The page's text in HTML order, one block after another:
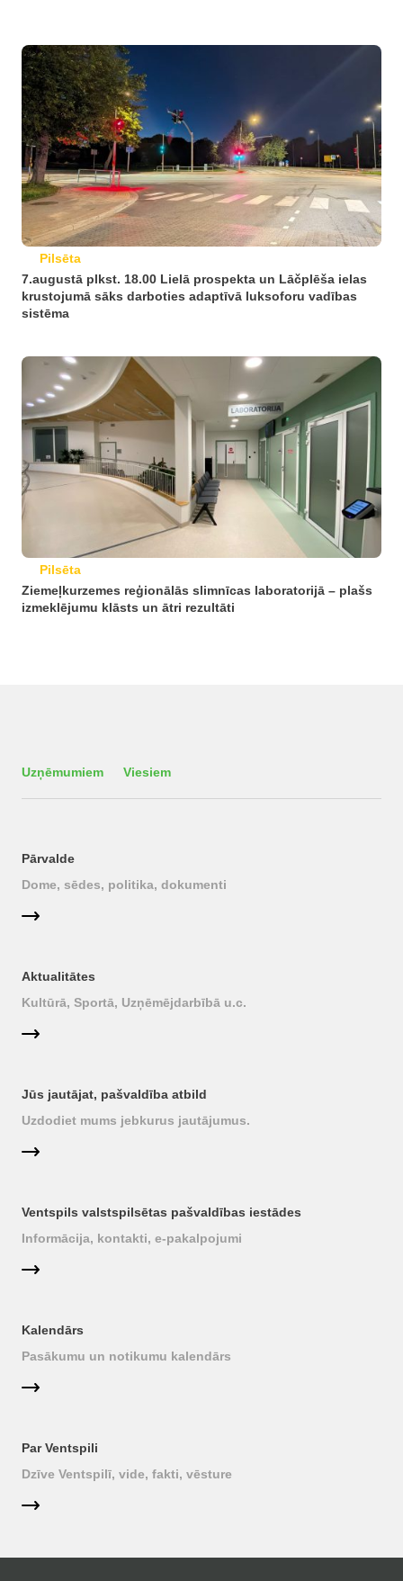
Pilsēta
7.augustā plkst. 18.00 Lielā prospekta un Lāčplēša ielas
krustojumā sāks darboties adaptīvā luksoforu vadības
sistēma
Pilsēta
Ziemeļkurzemes reģionālās slimnīcas laboratorijā – plašs
izmeklējumu klāsts un ātri rezultāti
Uzņēmumiem Viesiem
Pārvalde
Dome, sēdes, politika, dokumenti
Aktualitātes
Kultūrā, Sportā, Uzņēmējdarbībā u.c.
Jūs jautājat, pašvaldība atbild
Uzdodiet mums jebkurus jautājumus.
Ventspils valstspilsētas pašvaldības iestādes
Informācija, kontakti, e-pakalpojumi
Kalendārs
Pasākumu un notikumu kalendārs
Par Ventspili
Dzīve Ventspilī, vide, fakti, vēsture